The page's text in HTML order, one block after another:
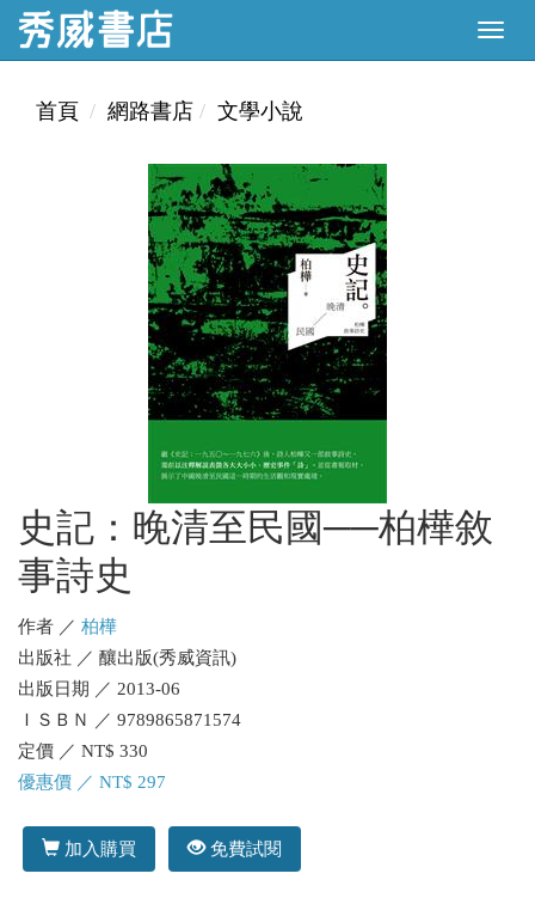
首頁 網路書店 文學小說
史記：晚清至民國──柏樺敘
事詩史
作者 ／ 柏樺
出版社 ／ 釀出版(秀威資訊)
出版日期 ／ 2013-06
ＩＳＢＮ ／ 9789865871574
定價 ／ NT$ 330
優惠價 ／ NT$ 297
加入購買 免費試閱